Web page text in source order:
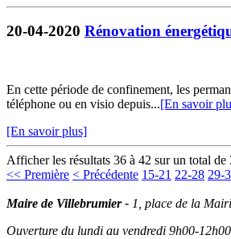
20-04-2020 Rénovation
En cette période de confinement, les
téléphone ou en visio depuis...[En savoir
[En savoir plus]
Afficher les résultats 36 à 42 sur un total de
<< Première < Précédente 15-21 22-28 29-
Maire de Villebrumier - 1, place de la
Ouverture du lundi au vendredi 9h00-